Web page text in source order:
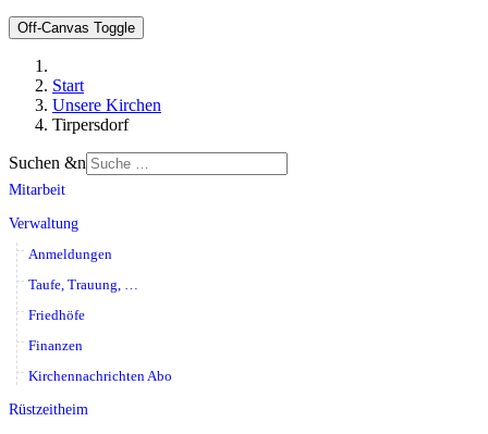
Off-Canvas Toggle
Start
Unsere Kirchen
Tirpersdorf
Suchen &n
Mitarbeit
Verwaltung
Anmeldungen
Taufe, Trauung, …
Friedhöfe
Finanzen
Kirchennachrichten Abo
Rüstzeitheim